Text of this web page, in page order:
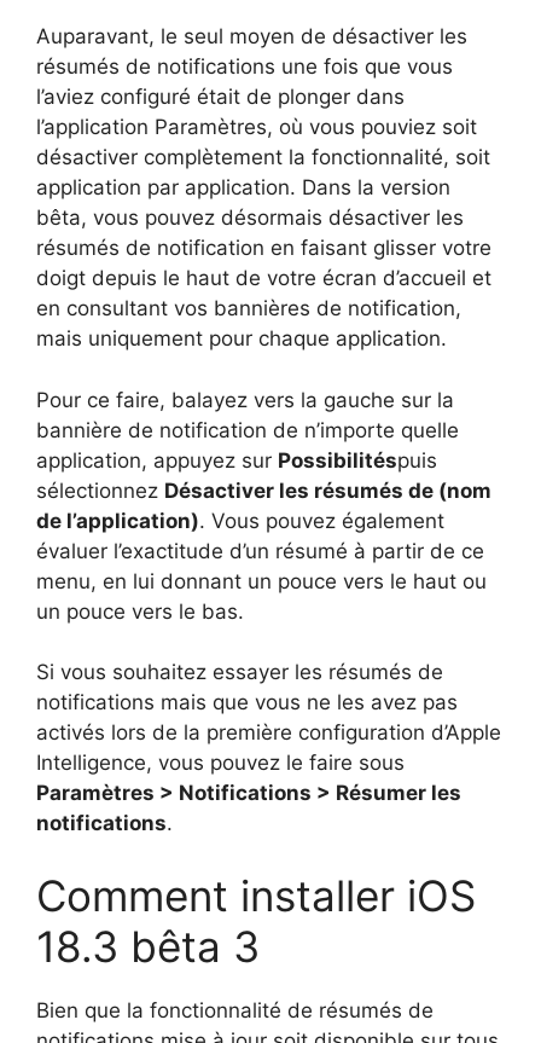
Auparavant, le seul moyen de désactiver les
résumés de notifications une fois que vous
l’aviez configuré était de plonger dans
l’application Paramètres, où vous pouviez soit
désactiver complètement la fonctionnalité, soit
application par application. Dans la version
bêta, vous pouvez désormais désactiver les
résumés de notification en faisant glisser votre
doigt depuis le haut de votre écran d’accueil et
en consultant vos bannières de notification,
mais uniquement pour chaque application.
Pour ce faire, balayez vers la gauche sur la
bannière de notification de n’importe quelle
application, appuyez sur Possibilitéspuis
sélectionnez Désactiver les résumés de (nom
de l’application). Vous pouvez également
évaluer l’exactitude d’un résumé à partir de ce
menu, en lui donnant un pouce vers le haut ou
un pouce vers le bas.
Si vous souhaitez essayer les résumés de
notifications mais que vous ne les avez pas
activés lors de la première configuration d’Apple
Intelligence, vous pouvez le faire sous
Paramètres > Notifications > Résumer les
notifications.
Comment installer iOS
18.3 bêta 3
Bien que la fonctionnalité de résumés de